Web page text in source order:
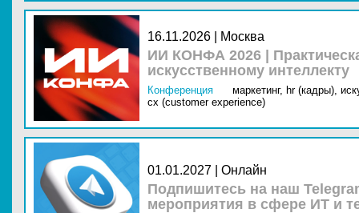
16.11.2026 | Москва
ИИ КОНФА 2026 |
искусственному интеллекту
Конференция маркетинг, hr (кадры),
cx (customer experience)
01.01.2027 | Онлайн
Подпишитесь на наш
мероприятия в сфере ИТ и